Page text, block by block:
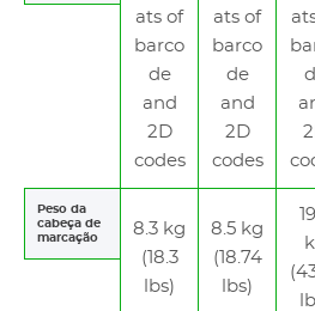
ats of
barco
de
and
2D
codes
ats of
barco
de
and
2D
codes
Peso da
cabeça de
marcação
8.3 kg
(18.3
lbs)
8.5 kg
(18.74
lbs)